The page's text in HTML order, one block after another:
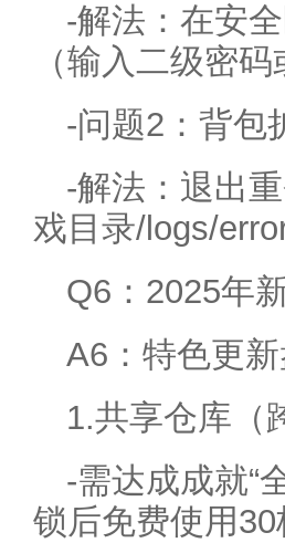
-解法：在安
（输入二级密
-问题2：背包
-解法：退出
戏目录/logs/
Q6：2025年
A6：特色更
1.共享仓库（
-需达成成就“
锁后免费使用30